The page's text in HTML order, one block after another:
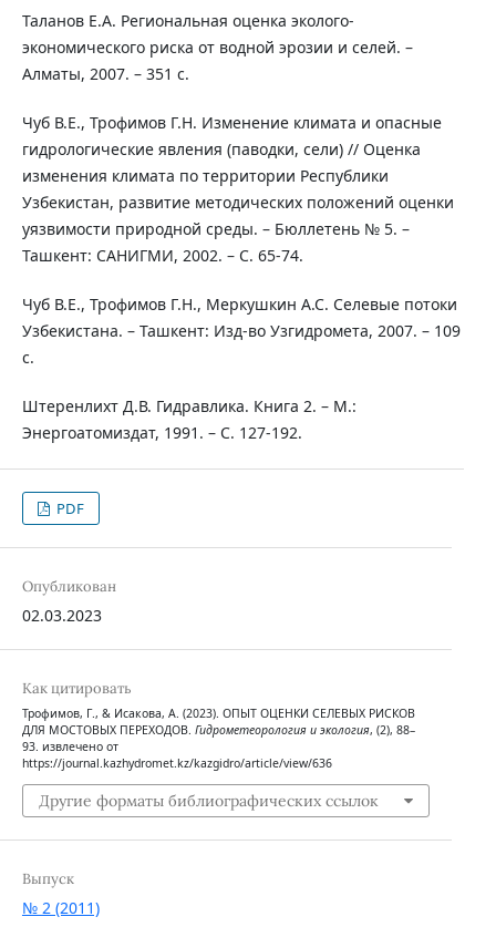
Таланов Е.А. Региональная оценка эколого-
экономического риска от водной эрозии и селей. –
Алматы, 2007. – 351 с.
Чуб В.Е., Трофимов Г.Н. Изменение климата и опасные
гидрологические явления (паводки, сели) // Оценка
изменения климата по территории Республики
Узбекистан, развитие методических положений оценки
уязвимости природной среды. – Бюллетень № 5. –
Ташкент: САНИГМИ, 2002. – С. 65-74.
Чуб В.Е., Трофимов Г.Н., Меркушкин А.С. Селевые потоки
Узбекистана. – Ташкент: Изд-во Узгидромета, 2007. – 109
с.
Штеренлихт Д.В. Гидравлика. Книга 2. – М.:
Энергоатомиздат, 1991. – С. 127-192.
PDF
Опубликован
02.03.2023
Как цитировать
Трофимов, Г., & Исакова, А. (2023). ОПЫТ ОЦЕНКИ СЕЛЕВЫХ РИСКОВ
ДЛЯ МОСТОВЫХ ПЕРЕХОДОВ. Гидрометеорология и экология, (2), 88–
93. извлечено от
https://journal.kazhydromet.kz/kazgidro/article/view/636
Другие форматы библиографических ссылок
Выпуск
№ 2 (2011)